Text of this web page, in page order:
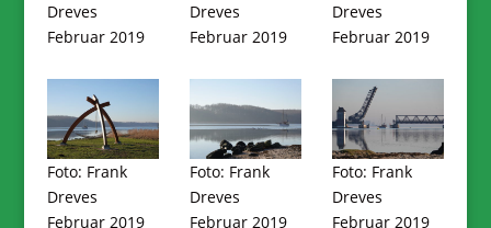
Dreves
Februar 2019
Dreves
Februar 2019
Dreves
Februar 2019
Foto: Frank
Dreves
Februar 2019
Foto: Frank
Dreves
Februar 2019
Foto: Frank
Dreves
Februar 2019